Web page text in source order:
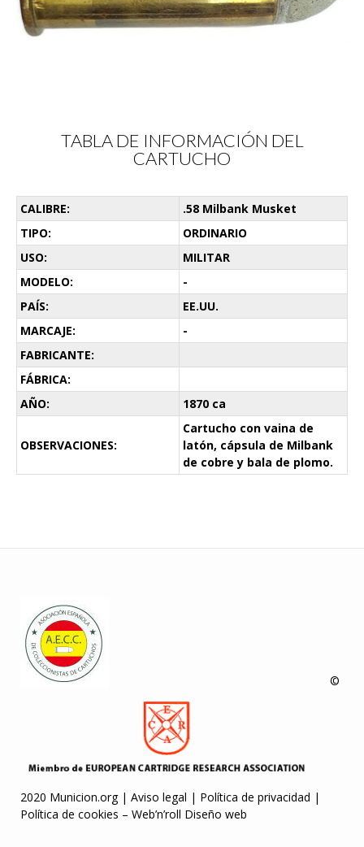
TABLA DE INFORMACIÓN DEL
CARTUCHO
CALIBRE:
.58 Milbank Musket
TIPO:
ORDINARIO
USO:
MILITAR
MODELO:
-
PAÍS:
EE.UU.
MARCAJE:
-
FABRICANTE:
FÁBRICA:
AÑO:
1870 ca
OBSERVACIONES:
Cartucho con vaina de
latón, cápsula de Milbank
de cobre y bala de plomo.
©
2020 Municion.org | Aviso legal | Política de privacidad |
Política de cookies – Web’n’roll Diseño web